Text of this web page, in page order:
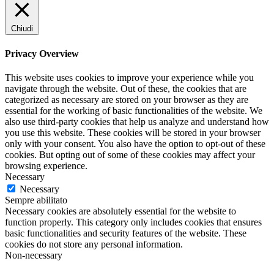
Chiudi
Privacy Overview
This website uses cookies to improve your experience while you
navigate through the website. Out of these, the cookies that are
categorized as necessary are stored on your browser as they are
essential for the working of basic functionalities of the website. We
also use third-party cookies that help us analyze and understand how
you use this website. These cookies will be stored in your browser
only with your consent. You also have the option to opt-out of these
cookies. But opting out of some of these cookies may affect your
browsing experience.
Necessary
Necessary
Sempre abilitato
Necessary cookies are absolutely essential for the website to
function properly. This category only includes cookies that ensures
basic functionalities and security features of the website. These
cookies do not store any personal information.
Non-necessary